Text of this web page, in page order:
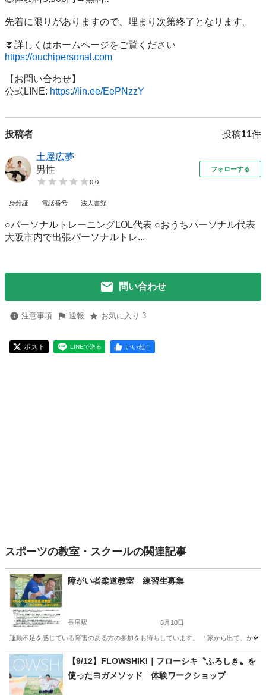
先着に限りがありますので、埋まり次第終了となります。
https://ouchipersonal.com
【お問い合わせ】
公式LINE: https://lin.ee/EePNzzY
投稿者 投稿11件
土屋広夢
男性
0.0
フォローする
身分証 電話番号 法人書類
○パーソナルトレーニングLOL代表 ○おうちパーソナル代表
大阪市内で出張パーソナルトレ...
問い合わせ
注意事項 通報 お気に入り 3
ポスト LINEで送る いいね！
スポーツの教室・スクールの関連記事
障がい者柔道教室 練習生募集
長尾駅 8月10日
運動不足を感じている障害のある方の参加をお待ちしています。 「家から出て、か
大阪 枚方市 長尾駅
【9/12】FLOWSHIKI｜フローシキ〝ふろしき〟を
使ったヨガメソッド 体験ワークショップ